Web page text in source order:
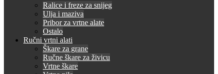
Ralice i freze za snijeg
Ulja i maziva
Pribor za vrtne alate
Ostalo
Ručni vrtni alati
Škare za grane
Ručne škare za živicu
Vrtne škare